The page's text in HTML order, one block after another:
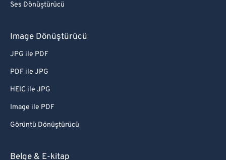
Ses Dönüştürücü
Image Dönüştürücü
JPG ile PDF
PDF ile JPG
HEIC ile JPG
Image ile PDF
Görüntü Dönüştürücü
Belge & E-kitap